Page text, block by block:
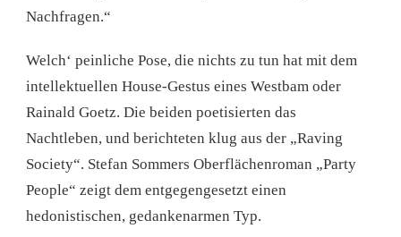
Nachfragen.“
Welch‘ peinliche Pose, die nichts zu tun hat mit dem
intellektuellen House-Gestus eines Westbam oder
Rainald Goetz. Die beiden poetisierten das
Nachtleben, und berichteten klug aus der „Raving
Society“. Stefan Sommers Oberflächenroman „Party
People“ zeigt dem entgegengesetzt einen
hedonistischen, gedankenarmen Typ.